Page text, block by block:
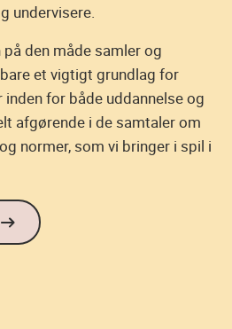
undervisere.
den måde samler og
et vigtigt grundlag for
for både uddannelse og
afgørende i de samtaler om
normer, som vi bringer i spil i